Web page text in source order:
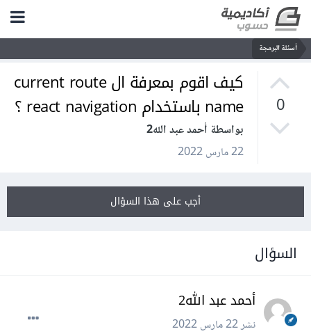
أسئلة البرمجة
0
كيف اقوم بمعرفة ال current route
name باستخدام react navigation ؟
بواسطة أحمد عبد الله2
22 مارس 2022
أجب على هذا السؤال
السؤال
أحمد عبد الله2
نشر22 مارس 2022